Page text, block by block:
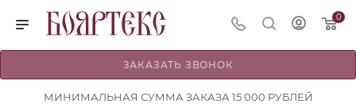
0
ЗАКАЗАТЬ ЗВОНОК
МИНИМАЛЬНАЯ СУММА ЗАКАЗА 15 000 РУБЛЕЙ